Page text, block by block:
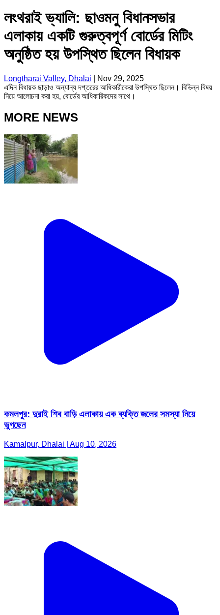
লংথরাই ভ্যালি: ছাওমনু বিধানসভার
এলাকায় একটি গুরুত্বপূর্ণ বোর্ডের মিটিং
অনুষ্ঠিত হয় উপস্থিত ছিলেন বিধায়ক
Longtharai Valley, Dhalai
Nov 29, 2025
এদিন বিধায়ক ছাড়াও অন্যান্য দপ্তরের আধিকারীকেরা উপস্থিত ছিলেন। বিভিন্ন বিষয়
নিয়ে আলোচনা করা হয়, বোর্ডের আধিকারিকদের সাথে।
MORE NEWS
কমলপুর: দুরাই শিব বাড়ি এলাকায় এক ব্যক্তি জলের সমস্যা নিয়ে
ভুগছেন
Kamalpur, Dhalai | Aug 10, 2026